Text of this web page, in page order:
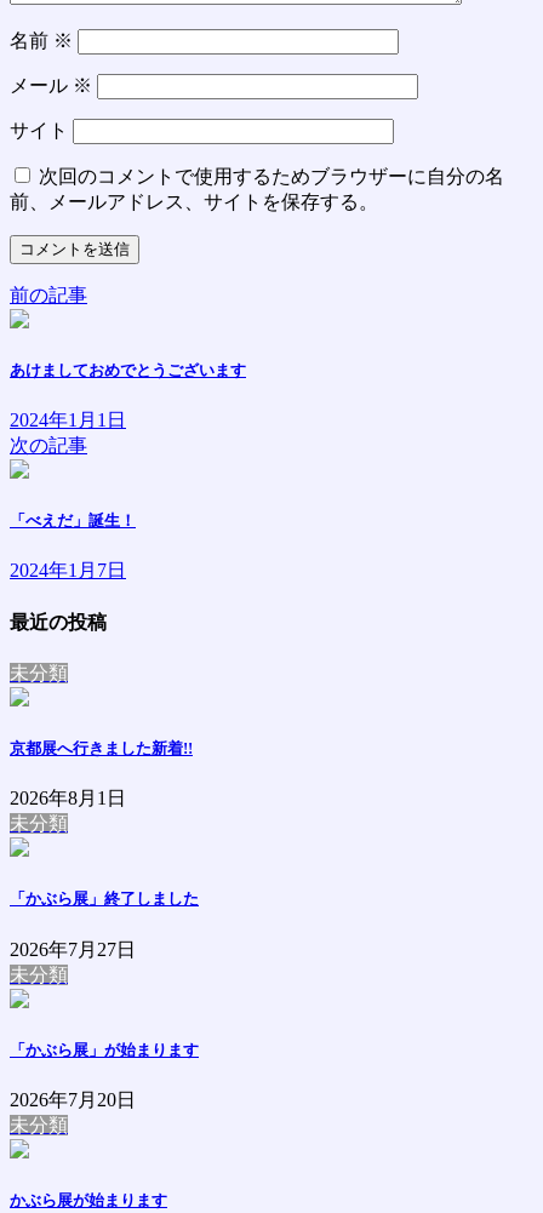
名前 ※
メール ※
サイト
次回のコメントで使用するためブラウザーに自分の名
前、メールアドレス、サイトを保存する。
前の記事
あけましておめでとうございます
2024年1月1日
次の記事
「べえだ」誕生！
2024年1月7日
最近の投稿
未分類
京都展へ行きました新着!!
2026年8月1日
未分類
「かぶら展」終了しました
2026年7月27日
未分類
「かぶら展」が始まります
2026年7月20日
未分類
かぶら展が始まります